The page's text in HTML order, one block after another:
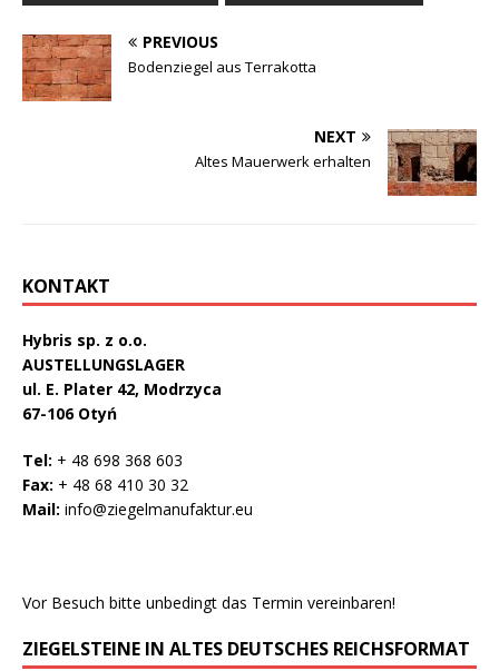
PREVIOUS
Bodenziegel aus Terrakotta
NEXT
Altes Mauerwerk erhalten
KONTAKT
Hybris sp. z o.o.
AUSTELLUNGSLAGER
ul. E. Plater 42, Modrzyca
67-106 Otyń
Tel: + 48 698 368 603
Fax: + 48 68 410 30 32
Mail: info@ziegelmanufaktur.eu
Vor Besuch bitte unbedingt das Termin vereinbaren!
ZIEGELSTEINE IN ALTES DEUTSCHES REICHSFORMAT